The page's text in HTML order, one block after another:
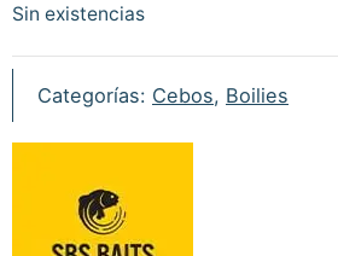
Sin existencias
Categorías: Cebos, Boilies